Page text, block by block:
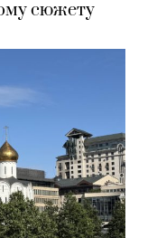
сюжету